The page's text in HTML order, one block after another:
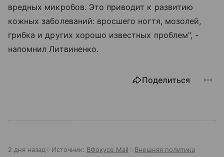
вредных микробов. Это приводит к развитию
кожных заболеваний: вросшего ногтя, мозолей,
грибка и других хорошо известных проблем", -
напомнил Литвиненко.
Поделиться
2 дня назад Источник: ВФокусе Mail Внешняя политика